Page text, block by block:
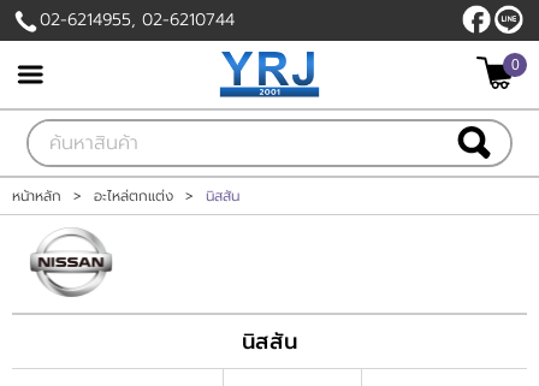
เข้าสู่ระบบ สมัครสมาชิก
สินค้าที่สนใจ( 0 )
หน้าหลัก
สินค้า
แบรนด์
02-6214955, 02-6210744
0
หน้าหลัก > อะไหล่ตกแต่ง > นิสสัน
นิสสัน